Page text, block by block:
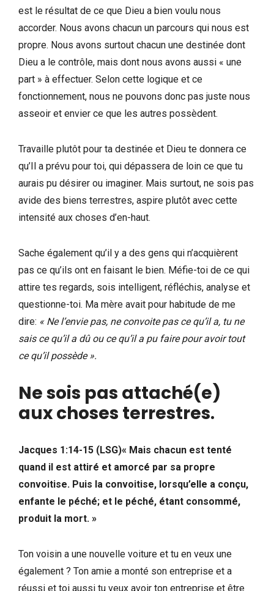
est le résultat de ce que Dieu a bien voulu nous
accorder. Nous avons chacun un parcours qui nous est
propre. Nous avons surtout chacun une destinée dont
Dieu a le contrôle, mais dont nous avons aussi « une
part » à effectuer. Selon cette logique et ce
fonctionnement, nous ne pouvons donc pas juste nous
asseoir et envier ce que les autres possèdent.
Travaille plutôt pour ta destinée et Dieu te donnera ce
qu’Il a prévu pour toi, qui dépassera de loin ce que tu
aurais pu désirer ou imaginer. Mais surtout, ne sois pas
avide des biens terrestres, aspire plutôt avec cette
intensité aux choses d’en-haut.
Sache également qu’il y a des gens qui n’acquièrent
pas ce qu’ils ont en faisant le bien. Méfie-toi de ce qui
attire tes regards, sois intelligent, réfléchis, analyse et
questionne-toi. Ma mère avait pour habitude de me
dire: « Ne l’envie pas, ne convoite pas ce qu’il a, tu ne
sais ce qu’il a dû ou ce qu’il a pu faire pour avoir tout
ce qu’il possède ».
Ne sois pas attaché(e)
aux choses terrestres.
Jacques 1:14-15 (LSG)« Mais chacun est tenté
quand il est attiré et amorcé par sa propre
convoitise. Puis la convoitise, lorsqu’elle a conçu,
enfante le péché; et le péché, étant consommé,
produit la mort. »
Ton voisin a une nouvelle voiture et tu en veux une
également ? Ton amie a monté son entreprise et a
réussi et toi aussi tu veux avoir ton entreprise et être